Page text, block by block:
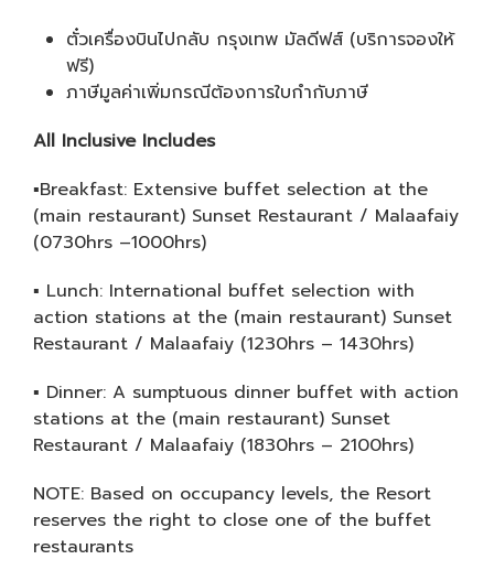
ตั๋วเครื่องบินไปกลับ กรุงเทพ มัลดีฟส์ (บริการจองให้
ฟรี)
ภาษีมูลค่าเพิ่มกรณีต้องการใบกำกับภาษี
All Inclusive Includes
▪Breakfast: Extensive buffet selection at the
(main restaurant) Sunset Restaurant / Malaafaiy
(0730hrs –1000hrs)
▪ Lunch: International buffet selection with
action stations at the (main restaurant) Sunset
Restaurant / Malaafaiy (1230hrs – 1430hrs)
▪ Dinner: A sumptuous dinner buffet with action
stations at the (main restaurant) Sunset
Restaurant / Malaafaiy (1830hrs – 2100hrs)
NOTE: Based on occupancy levels, the Resort
reserves the right to close one of the buffet
restaurants